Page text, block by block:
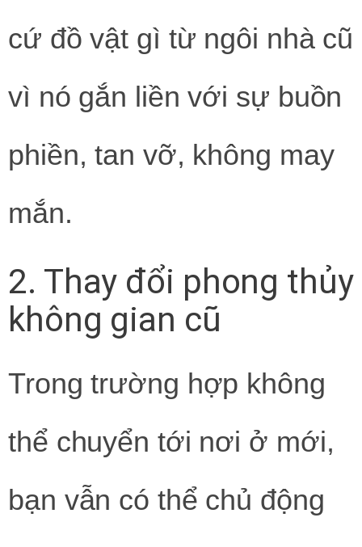
cứ đồ vật gì từ ngôi nhà cũ
vì nó gắn liền với sự buồn
phiền, tan vỡ, không may
mắn.
2. Thay đổi phong thủy
không gian cũ
Trong trường hợp không
thể chuyển tới nơi ở mới,
bạn vẫn có thể chủ động